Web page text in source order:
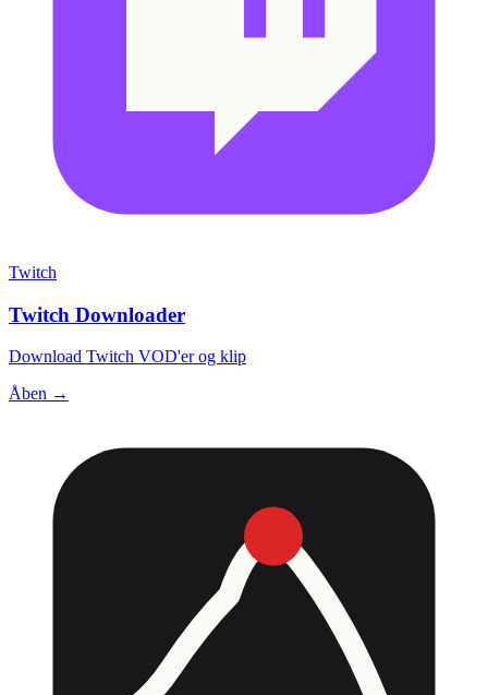
Twitch
Twitch Downloader
Download Twitch VOD'er og klip
Åben →